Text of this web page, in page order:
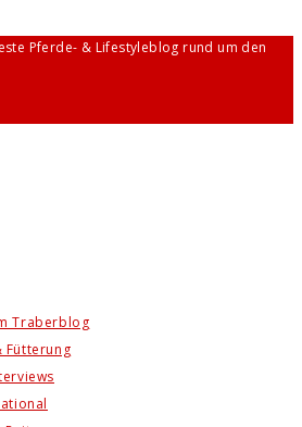
Pferde- & Lifestyleblog rund um den
Traberblog
Fütterung